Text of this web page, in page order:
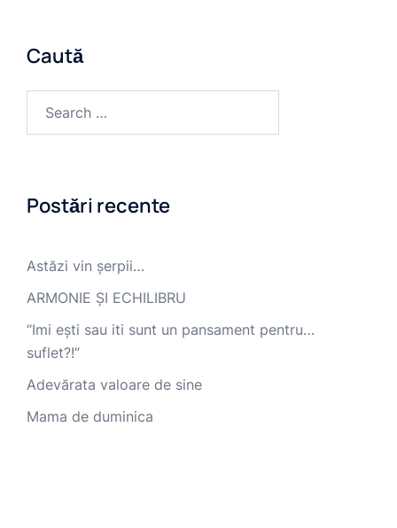
Caută
Postări recente
Astăzi vin șerpii…
ARMONIE ȘI ECHILIBRU
“Imi ești sau iti sunt un pansament pentru…
suflet?!”
Adevărata valoare de sine
Mama de duminica